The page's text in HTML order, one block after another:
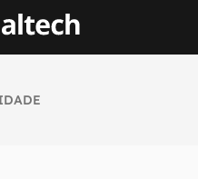
em primeira